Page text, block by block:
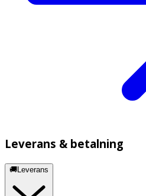
Leverans & betalning
🚚Leverans